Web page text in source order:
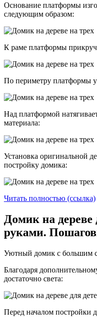
Основание платформы
следующим образом:
К раме платформы
По периметру платформы
Над платформой
материала:
Установка оригинальной
постройку домика:
Читать полностью (ссылка)
Домик на дереве
руками.
Уютный домик с большим
Благодаря
достаточно света:
Перед началом постройки